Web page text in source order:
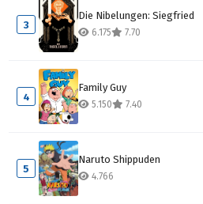
3
Die Nibelungen: Siegfried
6.175 7.70
4
Family Guy
5.150 7.40
5
Naruto Shippuden
4.766